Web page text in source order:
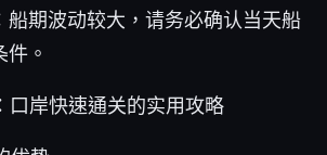
船期波动较大，请务必确认当天船
。
口岸快速通关的实用攻略